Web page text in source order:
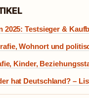
2025: Testsieger &
Wohnort und
Kinder,
hat Deutschland? –